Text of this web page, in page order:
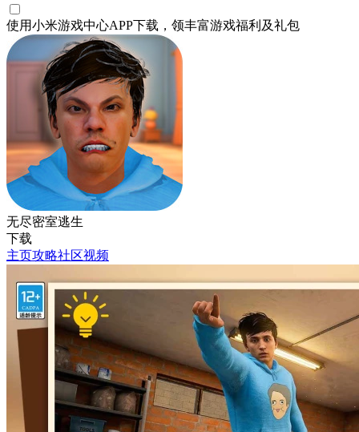
使用小米游戏中心APP下载 ，领丰富游戏福利 及礼包
无尽密室逃生
下载
主页攻略社区视频